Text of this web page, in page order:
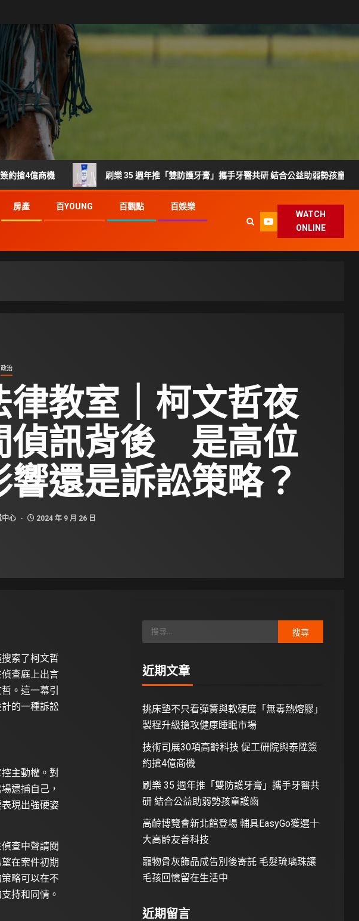
刷樂 35 週年推「雙防護牙膏」攜手牙醫共研 結合公益助弱勢孩童護齒
房產 百YOUNG 百觀點 百娛樂
WATCH
ONLINE
政治
律教室｜柯文哲夜
偵訊背後 是高位
響還是訴訟策略？
中心 2024 年 9 月 26 日
索了柯文哲
查庭上出言
。這一幕引
的一種訴訟
主動權。對
逮捕自己，
現出強硬姿
查中聲請閱
在案件初期
略可以在不
持和同情。
近期文章
挑床墊不只看彈簧與軟硬度「無毒熱熔膠」
製程升級搶攻健康睡眠市場
技術司展30項高齡科技 促工研院與泰陞簽
約搶4億商機
刷樂 35 週年推「雙防護牙膏」攜手牙醫共
研 結合公益助弱勢孩童護齒
高齡博覽會新北館登場 輔具EasyGo獲選十
大高齡友善科技
寵物骨灰飾品成告別後寄託 毛髮琉璃珠讓
毛孩回憶留在生活中
近期留言